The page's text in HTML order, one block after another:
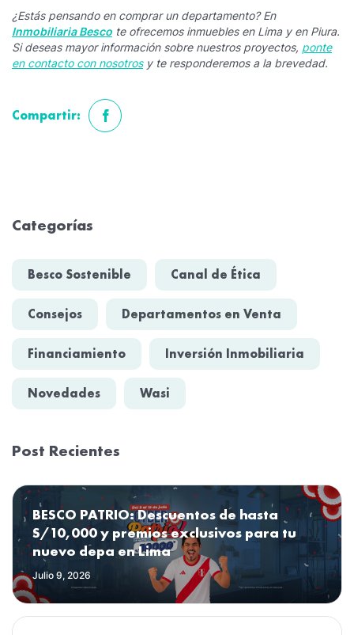
¿Estás pensando en comprar un departamento? En
Inmobiliaria Besco te ofrecemos inmuebles en Lima y en Piura.
Si deseas mayor información sobre nuestros proyectos, ponte
en contacto con nosotrosy te responderemos a la brevedad.
Compartir:
Categorías
Besco Sostenible Canal de Ética
Consejos Departamentos en Venta
Financiamiento Inversión Inmobiliaria
Novedades Wasi
Post Recientes
BESCO PATRIO: Descuentos de hasta
S/10,000 y premios exclusivos para tu
nuevo depa en Lima
Julio 9, 2026